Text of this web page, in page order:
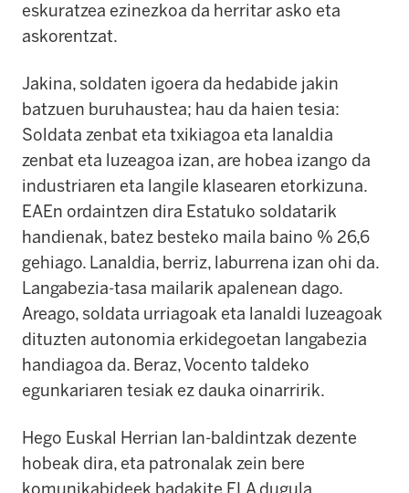
eskuratzea ezinezkoa da herritar asko eta
askorentzat.
Jakina, soldaten igoera da hedabide jakin
batzuen buruhaustea; hau da haien tesia:
Soldata zenbat eta txikiagoa eta lanaldia
zenbat eta luzeagoa izan, are hobea izango da
industriaren eta langile klasearen etorkizuna.
EAEn ordaintzen dira Estatuko soldatarik
handienak, batez besteko maila baino % 26,6
gehiago. Lanaldia, berriz, laburrena izan ohi da.
Langabezia-tasa mailarik apalenean dago.
Areago, soldata urriagoak eta lanaldi luzeagoak
dituzten autonomia erkidegoetan langabezia
handiagoa da. Beraz, Vocento taldeko
egunkariaren tesiak ez dauka oinarririk.
Hego Euskal Herrian lan-baldintzak dezente
hobeak dira, eta patronalak zein bere